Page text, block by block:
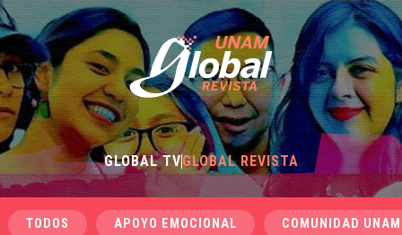
GLOBAL TVGLOBAL REVISTA
TODOS APOYO EMOCIONAL COMUNIDAD UNAM